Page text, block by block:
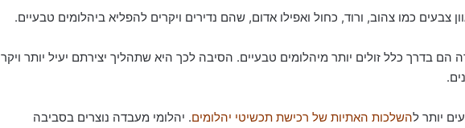
צבעים כמו צהוב, ורוד, כחול ואפילו אדום, שהם נדירים ויקרים להפליא ביהלומים טבעיים.
הם בדרך כלל זולים יותר מיהלומים טבעיים. הסיבה לכך היא שתהליך יצירתם יעיל יותר ויקר
יותר להשלכות האתיות של רכישת תכשיטי יהלומים. יהלומי מעבדה נוצרים בסביבה